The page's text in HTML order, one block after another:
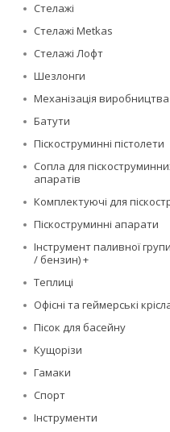
Стелажі
Стелажі Metkas
Стелажі Лофт
Шезлонги
Механізація виробництва
Батути
Піскоструминні пістолети
Сопла для
апаратів
Комплектуючі для
Піскоструминні апарати
Інструмент паливної
/ бензин) +
Теплиці
Офісні та геймерські
Пісок для басейну
Кущорізи
Гамаки
Спорт
Інструменти